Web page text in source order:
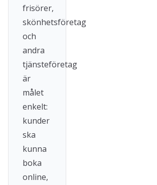
frisörer,
skönhetsföretag
och
andra
tjänsteföretag
är
målet
enkelt:
kunder
ska
kunna
boka
online,